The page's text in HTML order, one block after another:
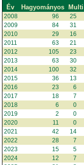
Év Hagyományos Multi
2008 96 25
2009
84 31
2010
29 16
2011
63 21
2012
105 23
2013
63 30
2014
100 32
2015
36 13
2016
23 6
2017
18 7
2018
6 0
2019
2 0
2020
11 0
2021
42 14
2022
28 7
2023
15 5
2024
12 7